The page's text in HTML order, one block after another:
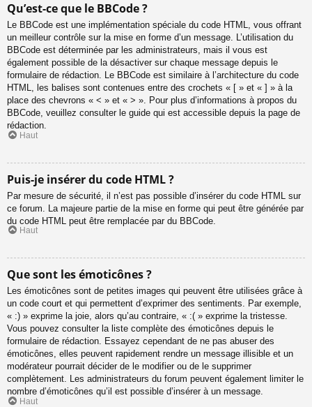
Qu’est-ce que le BBCode ?
Le BBCode est une implémentation spéciale du code HTML, vous offrant
un meilleur contrôle sur la mise en forme d’un message. L’utilisation du
BBCode est déterminée par les administrateurs, mais il vous est
également possible de la désactiver sur chaque message depuis le
formulaire de rédaction. Le BBCode est similaire à l’architecture du code
HTML, les balises sont contenues entre des crochets « [ » et « ] » à la
place des chevrons « < » et « > ». Pour plus d’informations à propos du
BBCode, veuillez consulter le guide qui est accessible depuis la page de
rédaction.
Haut
Puis-je insérer du code HTML ?
Par mesure de sécurité, il n’est pas possible d’insérer du code HTML sur
ce forum. La majeure partie de la mise en forme qui peut être générée par
du code HTML peut être remplacée par du BBCode.
Haut
Que sont les émoticônes ?
Les émoticônes sont de petites images qui peuvent être utilisées grâce à
un code court et qui permettent d’exprimer des sentiments. Par exemple,
« :) » exprime la joie, alors qu’au contraire, « :( » exprime la tristesse.
Vous pouvez consulter la liste complète des émoticônes depuis le
formulaire de rédaction. Essayez cependant de ne pas abuser des
émoticônes, elles peuvent rapidement rendre un message illisible et un
modérateur pourrait décider de le modifier ou de le supprimer
complètement. Les administrateurs du forum peuvent également limiter le
nombre d’émoticônes qu’il est possible d’insérer à un message.
Haut